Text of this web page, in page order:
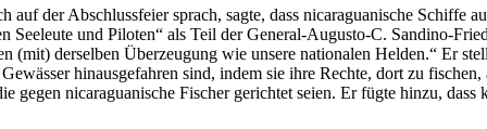
der Abschlussfeier sprach, sagte, dass nicaraguanische Schiffe
und Piloten“ als Teil der General-Augusto-C. Sandino-
(mit) derselben Überzeugung wie unsere nationalen Helden.“ Er
hinausgefahren sind, indem sie ihre Rechte, dort zu
gegen nicaraguanische Fischer gerichtet seien. Er fügte hinzu,